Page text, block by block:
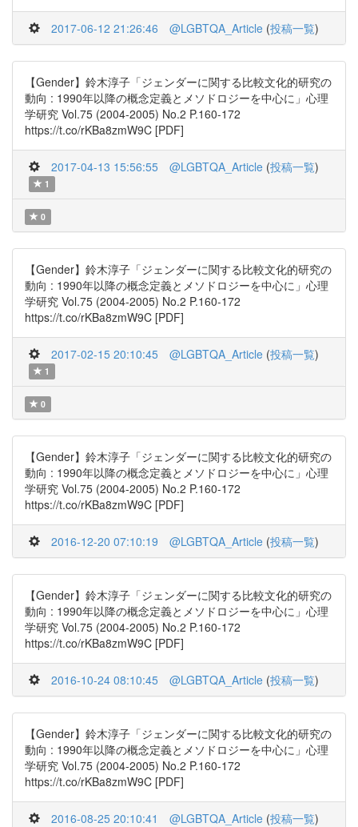
2017-06-12 21:26:46 @LGBTQA_Article (投稿一覧)
【Gender】鈴木淳子「ジェンダーに関する比較文化的研究の
動向 : 1990年以降の概念定義とメソドロジーを中心に」心理
学研究 Vol.75 (2004-2005) No.2 P.160-172
https://t.co/rKBa8zmW9C [PDF]
2017-04-13 15:56:55 @LGBTQA_Article (投稿一覧)
1
0
【Gender】鈴木淳子「ジェンダーに関する比較文化的研究の
動向 : 1990年以降の概念定義とメソドロジーを中心に」心理
学研究 Vol.75 (2004-2005) No.2 P.160-172
https://t.co/rKBa8zmW9C [PDF]
2017-02-15 20:10:45 @LGBTQA_Article (投稿一覧)
1
0
【Gender】鈴木淳子「ジェンダーに関する比較文化的研究の
動向 : 1990年以降の概念定義とメソドロジーを中心に」心理
学研究 Vol.75 (2004-2005) No.2 P.160-172
https://t.co/rKBa8zmW9C [PDF]
2016-12-20 07:10:19 @LGBTQA_Article (投稿一覧)
【Gender】鈴木淳子「ジェンダーに関する比較文化的研究の
動向 : 1990年以降の概念定義とメソドロジーを中心に」心理
学研究 Vol.75 (2004-2005) No.2 P.160-172
https://t.co/rKBa8zmW9C [PDF]
2016-10-24 08:10:45 @LGBTQA_Article (投稿一覧)
【Gender】鈴木淳子「ジェンダーに関する比較文化的研究の
動向 : 1990年以降の概念定義とメソドロジーを中心に」心理
学研究 Vol.75 (2004-2005) No.2 P.160-172
https://t.co/rKBa8zmW9C [PDF]
2016-08-25 20:10:41 @LGBTQA_Article (投稿一覧)